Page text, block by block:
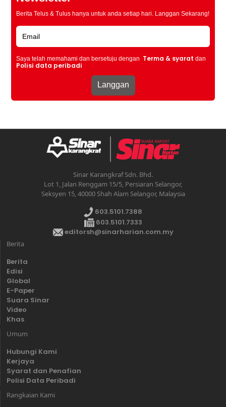
Berita Telus & Tulus hanya untuk anda setiap hari. Langgan Sekarang!
Saya telah memahami dan bersetuju dengan Terma & syarat dan
Polisi data peribadi
Sinar Karangkraf Sdn. Bhd.
Lot 1, Jalan Renggam 15/5, Persiaran Selangor,
Seksyen 15, 40000 Shah Alam Selangor, Malaysia
603.5101.7388
603.5101.7333
editorsh@sinarharian.com.my
Berita
Berita
Edisi
Global
E-Paper
Suara Sinar
Video
Khas
Umum
Hubungi Kami
Kerjaya
Syarat dan Penafian
Polisi Data Peribadi
Rangkaian Kami